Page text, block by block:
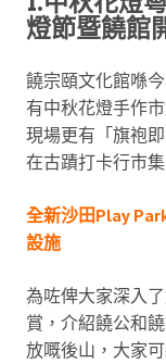
燈節暨饒館
饒宗頤文化館喺
有中秋花燈手作
現場更有「旗袍
在古蹟打卡行市
全新沙田Play
設施
為咗俾大家深入
賞，介紹饒公和
放嘅後山，大家